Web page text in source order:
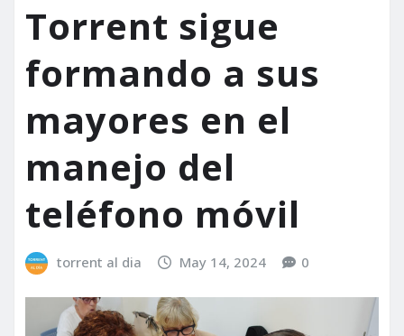
Torrent sigue
formando a sus
mayores en el
manejo del
teléfono móvil
torrent al dia May 14, 2024 0